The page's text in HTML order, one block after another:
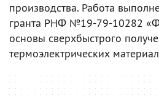
производства. Работа
гранта РНФ №19-79-10282
основы сверхбыстрого
термоэлектрических